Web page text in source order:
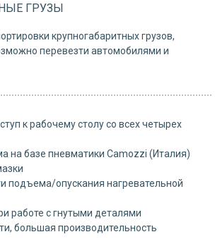
ГРУЗЫ
крупногабаритных грузов,
перевезти автомобилями и
к рабочему столу со всех четырех
на базе пневматики Camozzi (Италия)
подъема/опускания нагревательной
работе с гнутыми деталями
большая производительность